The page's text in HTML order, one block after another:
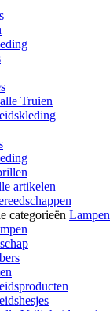
Truien
artikelen
categorieën